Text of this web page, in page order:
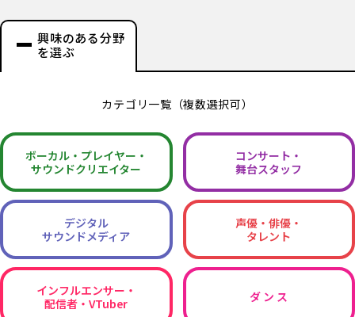
興味のある分野
を選ぶ
カテゴリ一覧（複数選択可）
ボーカル・ プレイヤー・
サウンドクリエイター
コンサート・
舞台スタッフ
デジタル
サウンドメディア
声優・俳優・
タレント
インフルエンサー・
配信者・VTuber
ダ ン ス